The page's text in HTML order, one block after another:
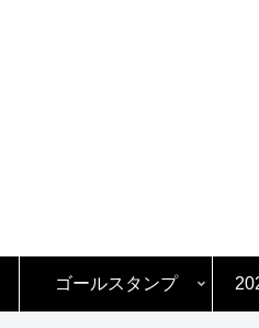
ゴールスタンプ